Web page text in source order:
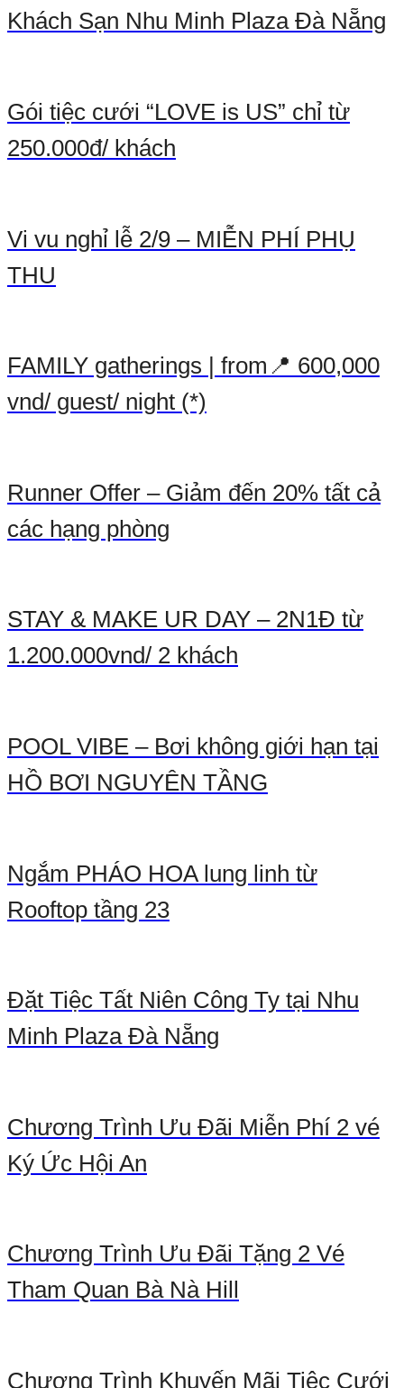
Khách Sạn Nhu Minh Plaza Đà Nẵng
Gói tiệc cưới “LOVE is US” chỉ từ
250.000đ/ khách
Vi vu nghỉ lễ 2/9 – MIỄN PHÍ PHỤ
THU
FAMILY gatherings | from📍 600,000
vnd/ guest/ night (*)
Runner Offer – Giảm đến 20% tất cả
các hạng phòng
STAY & MAKE UR DAY – 2N1Đ từ
1.200.000vnd/ 2 khách
POOL VIBE – Bơi không giới hạn tại
HỒ BƠI NGUYÊN TẦNG
Ngắm PHÁO HOA lung linh từ
Rooftop tầng 23
Đặt Tiệc Tất Niên Công Ty tại Nhu
Minh Plaza Đà Nẵng
Chương Trình Ưu Đãi Miễn Phí 2 vé
Ký Ức Hội An
Chương Trình Ưu Đãi Tặng 2 Vé
Tham Quan Bà Nà Hill
Chương Trình Khuyến Mãi Tiệc Cưới